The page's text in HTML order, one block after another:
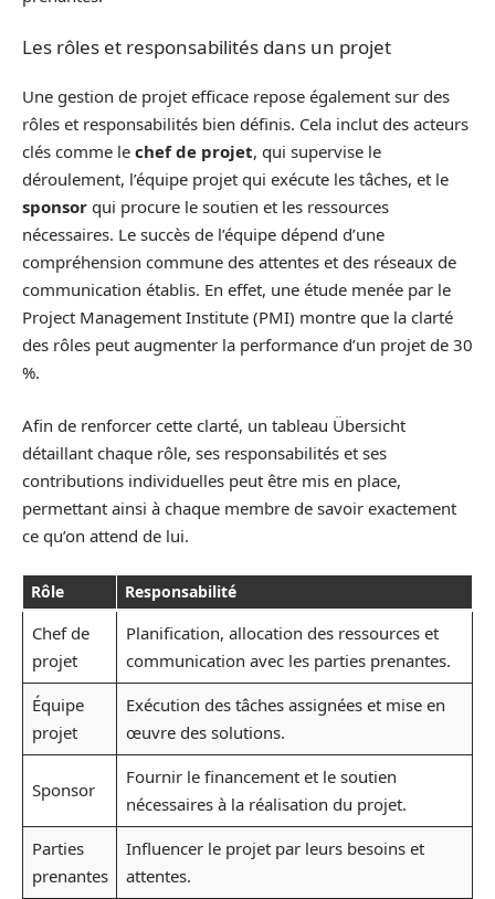
Les rôles et responsabilités dans un projet
Une gestion de projet efficace repose également sur des
rôles et responsabilités bien définis. Cela inclut des acteurs
clés comme le chef de projet, qui supervise le
déroulement, l’équipe projet qui exécute les tâches, et le
sponsor qui procure le soutien et les ressources
nécessaires. Le succès de l’équipe dépend d’une
compréhension commune des attentes et des réseaux de
communication établis. En effet, une étude menée par le
Project Management Institute (PMI) montre que la clarté
des rôles peut augmenter la performance d’un projet de 30
%.
Afin de renforcer cette clarté, un tableau Übersicht
détaillant chaque rôle, ses responsabilités et ses
contributions individuelles peut être mis en place,
permettant ainsi à chaque membre de savoir exactement
ce qu’on attend de lui.
Rôle Responsabilité
Chef de
projet
Planification, allocation des ressources et
communication avec les parties prenantes.
Équipe
projet
Exécution des tâches assignées et mise en
œuvre des solutions.
Sponsor
Fournir le financement et le soutien
nécessaires à la réalisation du projet.
Parties
prenantes
Influencer le projet par leurs besoins et
attentes.